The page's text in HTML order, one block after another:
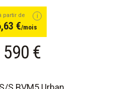
partir de
€/mois
€